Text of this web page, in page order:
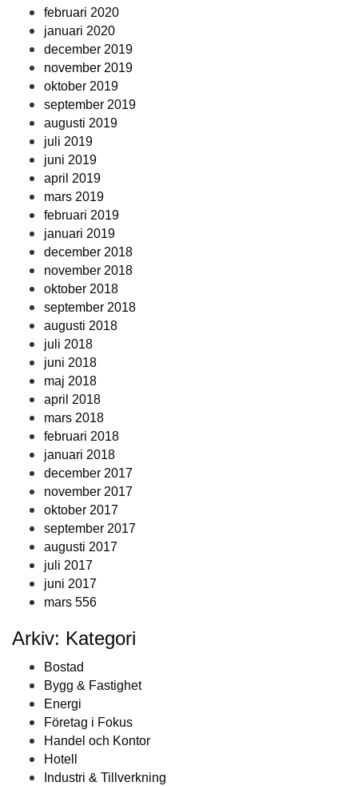
februari 2020
januari 2020
december 2019
november 2019
oktober 2019
september 2019
augusti 2019
juli 2019
juni 2019
april 2019
mars 2019
februari 2019
januari 2019
december 2018
november 2018
oktober 2018
september 2018
augusti 2018
juli 2018
juni 2018
maj 2018
april 2018
mars 2018
februari 2018
januari 2018
december 2017
november 2017
oktober 2017
september 2017
augusti 2017
juli 2017
juni 2017
mars 556
Arkiv: Kategori
Bostad
Bygg & Fastighet
Energi
Företag i Fokus
Handel och Kontor
Hotell
Industri & Tillverkning